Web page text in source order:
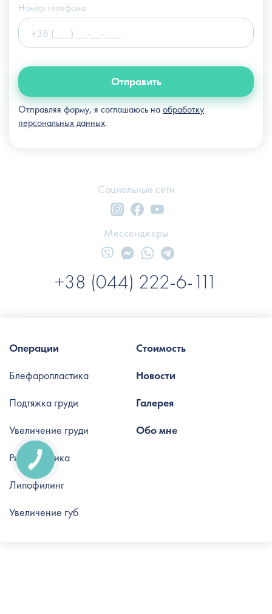
Номер телефона
Отправить
Отправляя форму, я соглашаюсь наобработку
персональных данных.
Социальные сети
+38 (044) 222-6-111
Мессенджеры
Стоимость
Новости
Галерея
Обо мне
Операции
Блефаропластика
Подтяжка груди
Увеличение груди
Ринопластика
Липофилинг
Увеличение губ